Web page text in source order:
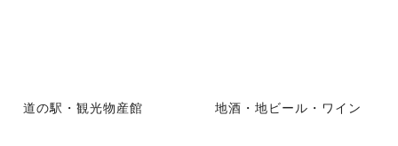
道の駅・観光物産館 地酒・地ビール・ワイン